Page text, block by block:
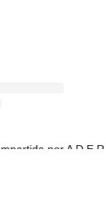
por A D E